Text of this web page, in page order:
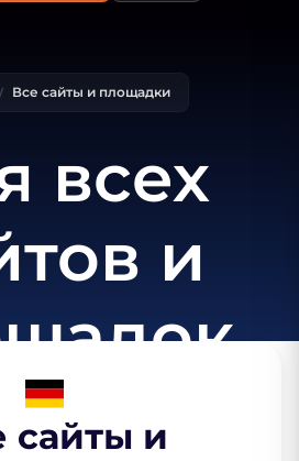
Все сайты и площадки
всех
и
сайты и